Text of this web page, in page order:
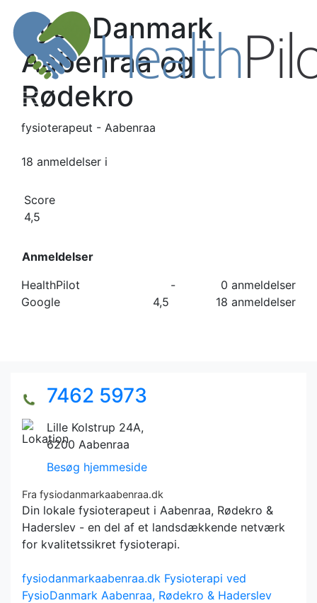
FysioDanmark
Aabenraa og
Rødekro
fysioterapeut - Aabenraa
18 anmeldelser i
Score
4,5
Anmeldelser
HealthPilot
-
0 anmeldelser
Google
4,5 18 anmeldelser
7462 5973
Lille Kolstrup 24A,
6200 Aabenraa
Besøg hjemmeside
Fra fysiodanmarkaabenraa.dk
Din lokale fysioterapeut i Aabenraa, Rødekro &
Haderslev - en del af et landsdækkende netværk
for kvalitetssikret fysioterapi.
fysiodanmarkaabenraa.dk Fysioterapi ved
FysioDanmark Aabenraa, Rødekro & Haderslev